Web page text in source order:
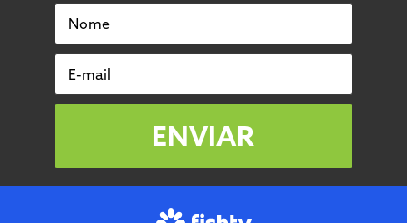
Nome
E-mail
ENVIAR